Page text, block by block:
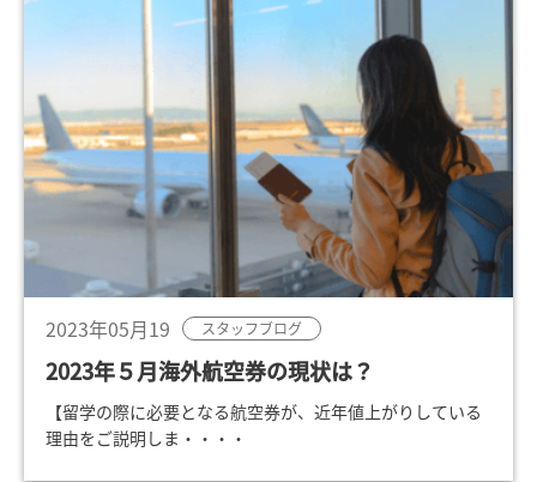
2023年05月19 スタッフブログ
2023年５月海外航空券の現状は？
【留学の際に必要となる航空券が、近年値上がりしている
理由をご説明しま・・・・